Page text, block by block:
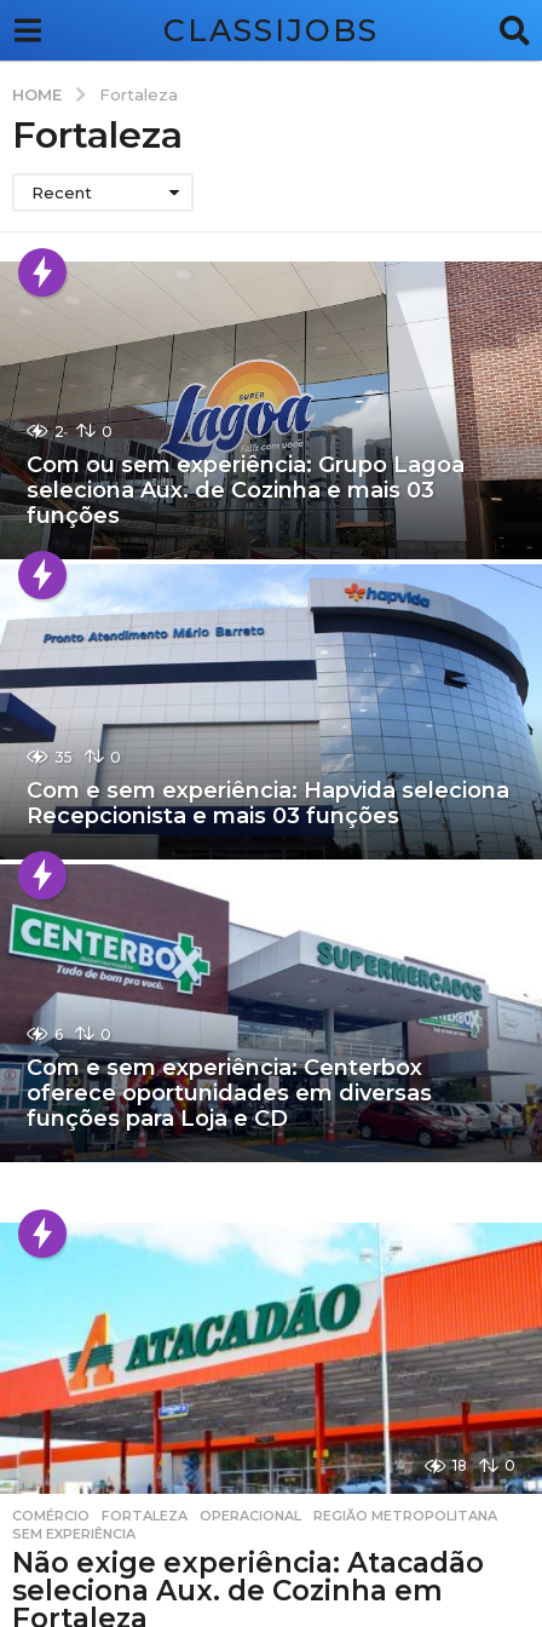
CLASSIJOBS
HOME Fortaleza
Fortaleza
Recent
2 0
Com ou sem experiência: Grupo Lagoa
seleciona Aux. de Cozinha e mais 03
funções
35 0
Com e sem experiência: Hapvida seleciona
Recepcionista e mais 03 funções
6 0
Com e sem experiência: Centerbox
oferece oportunidades em diversas
funções para Loja e CD
18 0
COMÉRCIO ,FORTALEZA ,OPERACIONAL ,REGIÃO METROPOLITANA
SEM EXPERIÊNCIA
Não exige experiência: Atacadão
seleciona Aux. de Cozinha em
Fortaleza